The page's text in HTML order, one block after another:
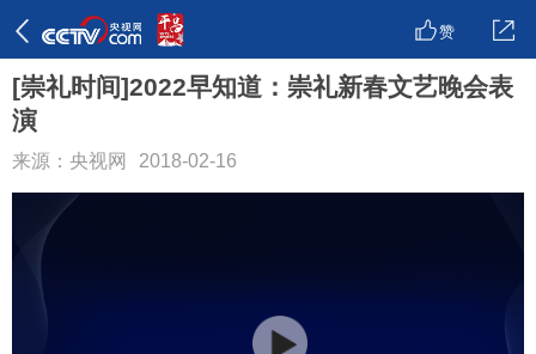
赞
[崇礼时间]2022早知道：崇礼新春文艺晚会表
演
来源：央视网 2018-02-16